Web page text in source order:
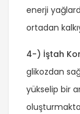
enerji
ortadan
4-) İştah
glikozdan
yükselip bir